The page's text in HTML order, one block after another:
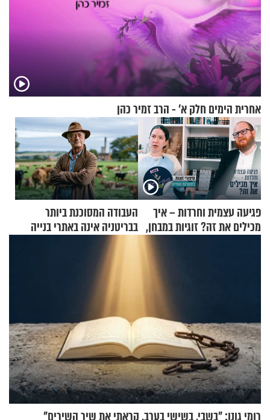
אחרית הימים חלק א’ - הרב זמיר כהן
פגיעה עצמית וחרדות – איך
מכילים את זה? זוגיות במבחן,
הפעם עם יהודית ואלתר כהן
העבודה המסוכנת ביותר
בבריטניה אינה באתרי בנייה
אלא דווקא בשדות